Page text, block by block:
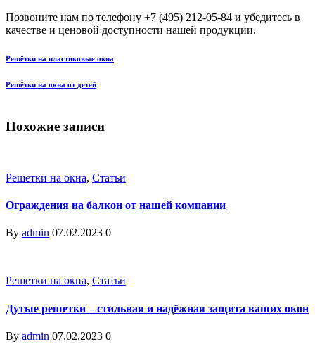
Позвоните нам по телефону +7 (495) 212-05-84 и убедитесь в
качестве и ценовой доступности нашей продукции.
Решётки на пластиковые окна
Решётки на окна от детей
Похожие записи
Решетки на окна, Статьи
Ограждения на балкон от нашей компании
By admin 07.02.2023 0
Решетки на окна, Статьи
Дутые решетки – стильная и надёжная защита ваших окон
By admin 07.02.2023 0